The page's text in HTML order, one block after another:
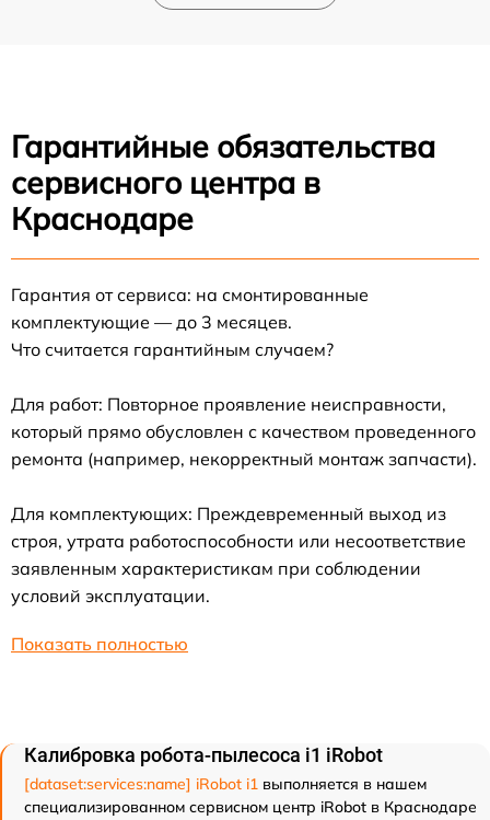
Гарантийные обязательства
сервисного центра в
Краснодаре
Гарантия от сервиса: на смонтированные
комплектующие — до 3 месяцев.
Что считается гарантийным случаем?
Для работ: Повторное проявление неисправности,
который прямо обусловлен с качеством проведенного
ремонта (например, некорректный монтаж запчасти).
Для комплектующих: Преждевременный выход из
строя, утрата работоспособности или несоответствие
заявленным характеристикам при соблюдении
условий эксплуатации.
Показать полностью
Калибровка робота-пылесоса i1 iRobot
[dataset:services:name] iRobot i1 выполняется в нашем
специализированном сервисном центр iRobot в Краснодаре